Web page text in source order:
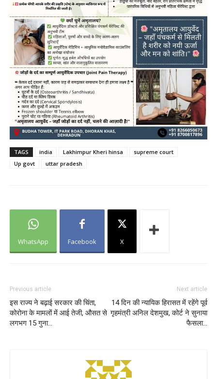
TAGS india Lakhimpur Kheri hinsa
supreme court
Up govt
uttar pradesh
WhatsApp Facebook X
Previous article
इस राज्य ने बढ़ाई सरकार की चिंता,
कोरोना के मामलों में आई तेजी, औसत से
लगभग 15 गुना…
Next article
14 दिन की न्‍यायिक हिरासत में रहेंगे पूर्व
गृहमंत्री अनिल देशमुख, कोर्ट ने सुनाया
फैसला…